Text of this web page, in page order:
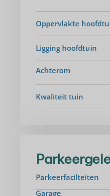
Oppervlakte
Ligging hoofdtuin
Achterom
Kwaliteit tuin
Parkeerfacilteiten
Garage